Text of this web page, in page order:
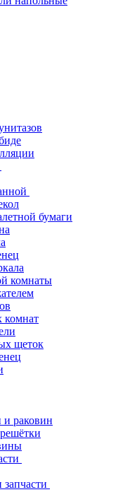
бумаги
комнаты
комнат
щеток
раковин